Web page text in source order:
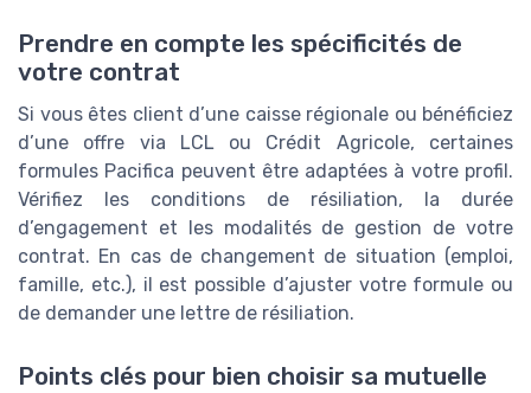
Prendre en compte les spécificités de
votre contrat
Si vous êtes client d’une caisse régionale ou bénéficiez
d’une offre via LCL ou Crédit Agricole, certaines
formules Pacifica peuvent être adaptées à votre profil.
Vérifiez les conditions de résiliation, la durée
d’engagement et les modalités de gestion de votre
contrat. En cas de changement de situation (emploi,
famille, etc.), il est possible d’ajuster votre formule ou
de demander une lettre de résiliation.
Points clés pour bien choisir sa mutuelle